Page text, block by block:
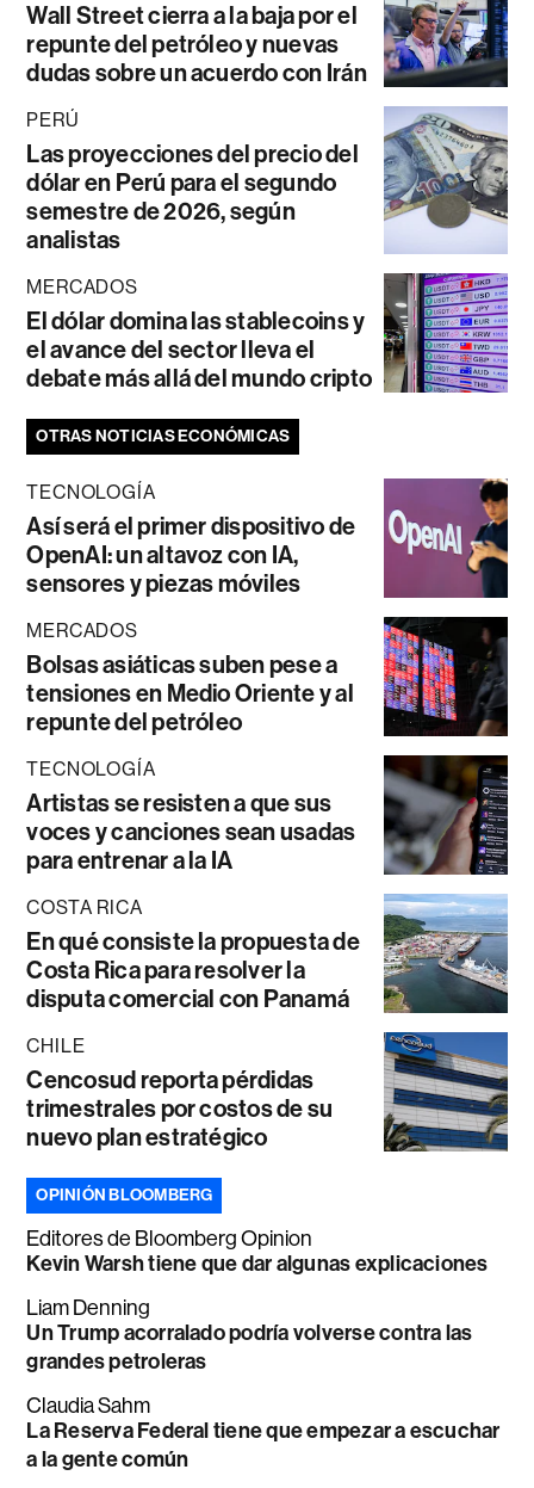
Wall Street cierra a la baja por el
repunte del petróleo y nuevas
dudas sobre un acuerdo con Irán
PERÚ
Las proyecciones del precio del
dólar en Perú para el segundo
semestre de 2026, según
analistas
MERCADOS
El dólar domina las stablecoins y
el avance del sector lleva el
debate más allá del mundo cripto
OTRAS NOTICIAS ECONÓMICAS
TECNOLOGÍA
Así será el primer dispositivo de
OpenAI: un altavoz con IA,
sensores y piezas móviles
MERCADOS
Bolsas asiáticas suben pese a
tensiones en Medio Oriente y al
repunte del petróleo
TECNOLOGÍA
Artistas se resisten a que sus
voces y canciones sean usadas
para entrenar a la IA
COSTA RICA
En qué consiste la propuesta de
Costa Rica para resolver la
disputa comercial con Panamá
CHILE
Cencosud reporta pérdidas
trimestrales por costos de su
nuevo plan estratégico
OPINIÓN BLOOMBERG
Editores de Bloomberg Opinion
Kevin Warsh tiene que dar algunas explicaciones
Liam Denning
Un Trump acorralado podría volverse contra las
grandes petroleras
Claudia Sahm
La Reserva Federal tiene que empezar a escuchar
a la gente común